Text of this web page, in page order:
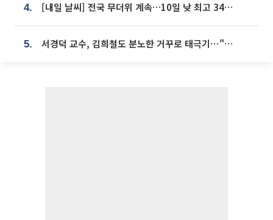
4. [내일 날씨] 전국 무더위 계속…10일 낮 최고 34도 육박
5. 서경덕 교수, 김희철도 분노한 거꾸로 태극기⋯"엉터리는 아냐, 아쉬울 뿐"